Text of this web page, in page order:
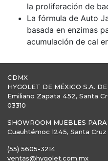
la proliferación de
La fórmula de Auto
basada en enzimas
acumulación de cal
CDMX
HYGOLET DE MÉXICO S.A. DE
Emiliano Zapata 452, Santa
03310
SHOWROOM MUEBLES
Cuauhtémoc 1245, Santa
(55) 5605-3214
ventas@hygolet.com.mx